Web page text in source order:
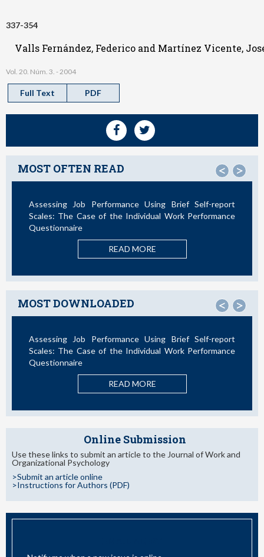
337-354
Valls Fernández, Federico and Martínez Vicente,
Vol. 20. Núm. 3. - 2004
Full Text PDF
MOST OFTEN READ < >
Assessing Job Performance Using Brief Self-report
Scales: The Case of the Individual Work Performance
Questionnaire
READ MORE
MOST DOWNLOADED < >
Assessing Job Performance Using Brief Self-report
Scales: The Case of the Individual Work Performance
Questionnaire
READ MORE
Online Submission
Use these links to submit an article to the Journal of Work and
Organizational Psychology
>Submit an article online
>Instructions for Authors (PDF)